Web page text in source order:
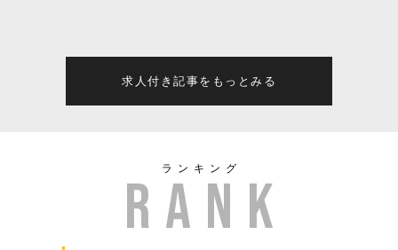
求人付き記事をもっとみる
ランキング